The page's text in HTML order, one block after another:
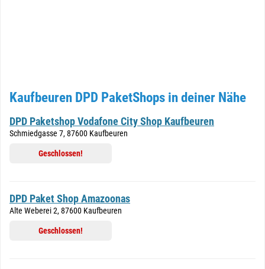
Kaufbeuren DPD PaketShops in deiner Nähe
DPD Paketshop Vodafone City Shop Kaufbeuren
Schmiedgasse 7, 87600 Kaufbeuren
Geschlossen!
DPD Paket Shop Amazoonas
Alte Weberei 2, 87600 Kaufbeuren
Geschlossen!